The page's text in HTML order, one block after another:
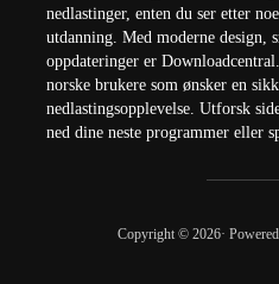
nedlastinger, enten du ser etter
utdanning. Med moderne design,
oppdateringer er
norske brukere som ønsker en
nedlastingsopplevelse. Utforsk
ned dine neste programmer eller
Copyright © 2026·